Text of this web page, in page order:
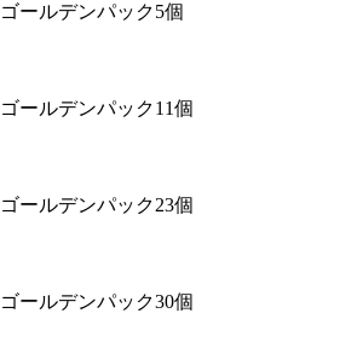
ゴールデンパック5個
ゴールデンパック11個
ゴールデンパック23個
ゴールデンパック30個